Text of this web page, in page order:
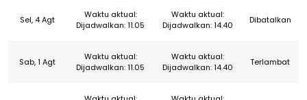
Sel, 4 Agt
Waktu aktual:
Dijadwalkan: 11.05
Waktu aktual:
Dijadwalkan: 14.40
Dibatalkan
Sab, 1 Agt
Waktu aktual:
Dijadwalkan: 11.05
Waktu aktual:
Dijadwalkan: 14.40
Terlambat